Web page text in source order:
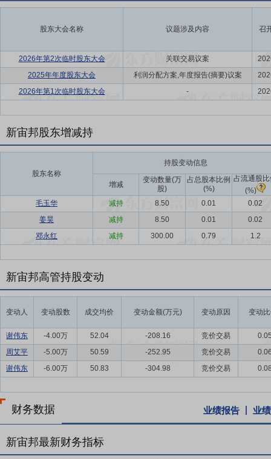
股东大会名称 议题涉及内容 召
2026年第2次临时股东大会 关联交易议案
2025年年度股东大会
利润分配方案,年度报告(摘要)议案
2026年第1次临时股东大会
-
新宙邦股东增减持
股东名称
持股变动信息
增减
变动数量(万
股)
占总股本比例
(%)
占流通股
(%)
毛玉华
减持 8.50 0.01
0.02
姜昊
减持 8.50 0.01
0.02
邓永红
减持 300.00 0.79 1.2
新宙邦高管持股变动
变动人 变动股数 成交均价 变动金额(万元) 变动原因 变动
谢伟东 -4.00万 52.04 -208.16 竞价交易
周艾平
-5.00万 50.59 -252.95 竞价交易
谢伟东
-6.00万 50.83 -304.98 竞价交易
财务数据 业绩报告 业
新宙邦最新财务指标